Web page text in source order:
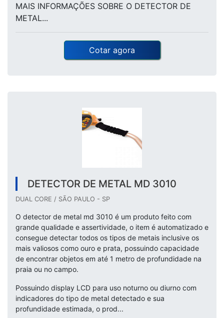
MAIS INFORMAÇÕES SOBRE O DETECTOR DE
METAL...
Cotar agora
DETECTOR DE METAL MD 3010
DUAL CORE / SÃO PAULO - SP
O detector de metal md 3010 é um produto feito com
grande qualidade e assertividade, o item é automatizado e
consegue detectar todos os tipos de metais inclusive os
mais valiosos como ouro e prata, possuindo capacidade
de encontrar objetos em até 1 metro de profundidade na
praia ou no campo.
Possuindo display LCD para uso noturno ou diurno com
indicadores do tipo de metal detectado e sua
profundidade estimada, o prod...